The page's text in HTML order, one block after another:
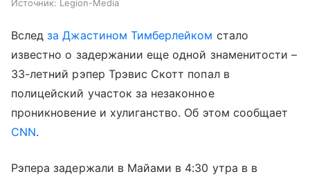
Источник: Legion-Media
Вследза Джастином Тимберлейком стало
известно о задержании еще одной знаменитости –
33-летний рэпер Трэвис Скотт попал в
полицейский участок за незаконное
проникновение и хулиганство. Об этом сообщает
CNN.
Рэпера задержали в Майами в 4:30 утра в в